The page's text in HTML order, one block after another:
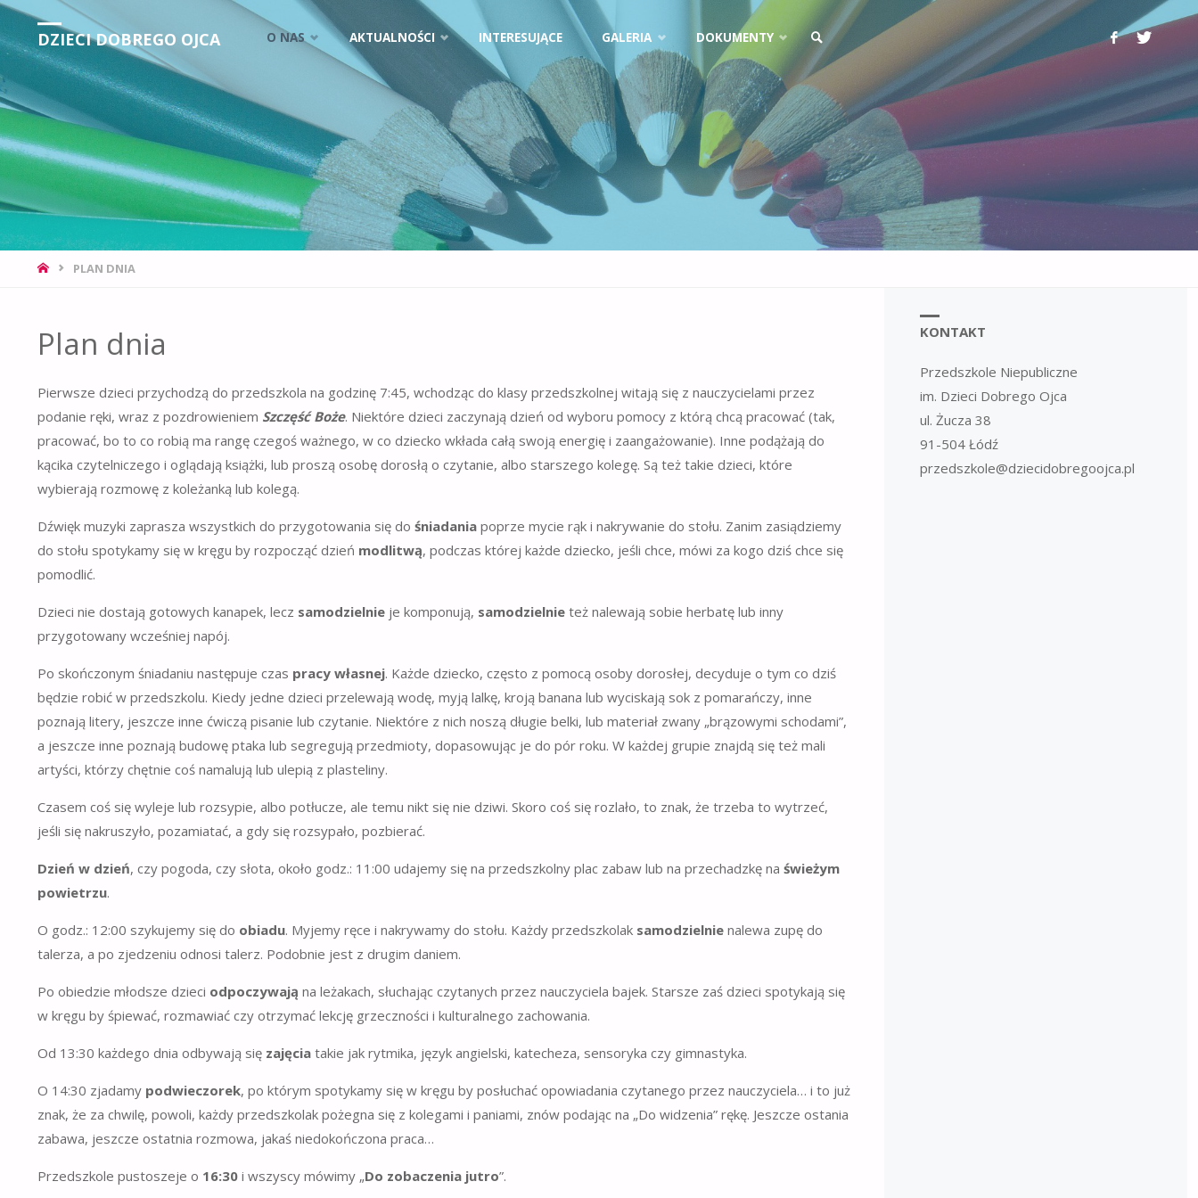
DZIECI DOBREGO OJCA O NAS AKTUALNOŚCI INTERESUJĄCE GALERIA DOKUMENTY
PLAN DNIA
Plan dnia
Pierwsze dzieci przychodzą do przedszkola na godzinę 7:45, wchodząc do klasy przedszkolnej witają się z nauczycielami przez
podanie ręki, wraz z pozdrowieniem Szczęść Boże. Niektóre dzieci zaczynają dzień od wyboru pomocy z którą chcą pracować (tak,
pracować, bo to co robią ma rangę czegoś ważnego, w co dziecko wkłada całą swoją energię i zaangażowanie). Inne podążają do
kącika czytelniczego i oglądają książki, lub proszą osobę dorosłą o czytanie, albo starszego kolegę. Są też takie dzieci, które
wybierają rozmowę z koleżanką lub kolegą.
Dźwięk muzyki zaprasza wszystkich do przygotowania się do śniadania poprze mycie rąk i nakrywanie do stołu. Zanim zasiądziemy
do stołu spotykamy się w kręgu by rozpocząć dzień modlitwą, podczas której każde dziecko, jeśli chce, mówi za kogo dziś chce się
pomodlić.
Dzieci nie dostają gotowych kanapek, lecz samodzielnie je komponują, samodzielnie też nalewają sobie herbatę lub inny
przygotowany wcześniej napój.
Po skończonym śniadaniu następuje czas pracy własnej. Każde dziecko, często z pomocą osoby dorosłej, decyduje o tym co dziś
będzie robić w przedszkolu. Kiedy jedne dzieci przelewają wodę, myją lalkę, kroją banana lub wyciskają sok z pomarańczy, inne
poznają litery, jeszcze inne ćwiczą pisanie lub czytanie. Niektóre z nich noszą długie belki, lub materiał zwany „brązowymi schodami”,
a jeszcze inne poznają budowę ptaka lub segregują przedmioty, dopasowując je do pór roku. W każdej grupie znajdą się też mali
artyści, którzy chętnie coś namalują lub ulepią z plasteliny.
Czasem coś się wyleje lub rozsypie, albo potłucze, ale temu nikt się nie dziwi. Skoro coś się rozlało, to znak, że trzeba to wytrzeć,
jeśli się nakruszyło, pozamiatać, a gdy się rozsypało, pozbierać.
Dzień w dzień, czy pogoda, czy słota, około godz.: 11:00 udajemy się na przedszkolny plac zabaw lub na przechadzkę na świeżym
powietrzu.
O godz.: 12:00 szykujemy się do obiadu. Myjemy ręce i nakrywamy do stołu. Każdy przedszkolak samodzielnie nalewa zupę do
talerza, a po zjedzeniu odnosi talerz. Podobnie jest z drugim daniem.
Po obiedzie młodsze dzieci odpoczywają na leżakach, słuchając czytanych przez nauczyciela bajek. Starsze zaś dzieci spotykają się
w kręgu by śpiewać, rozmawiać czy otrzymać lekcję grzeczności i kulturalnego zachowania.
Od 13:30 każdego dnia odbywają się zajęcia takie jak rytmika, język angielski, katecheza, sensoryka czy gimnastyka.
O 14:30 zjadamy podwieczorek, po którym spotykamy się w kręgu by posłuchać opowiadania czytanego przez nauczyciela… i to już
znak, że za chwilę, powoli, każdy przedszkolak pożegna się z kolegami i paniami, znów podając na „Do widzenia” rękę. Jeszcze ostania
zabawa, jeszcze ostatnia rozmowa, jakaś niedokończona praca…
Przedszkole pustoszeje o 16:30 i wszyscy mówimy „Do zobaczenia jutro”.
KONTAKT
Przedszkole Niepubliczne
im. Dzieci Dobrego Ojca
ul. Żucza 38
91-504 Łódź
przedszkole@dziecidobregoojca.pl